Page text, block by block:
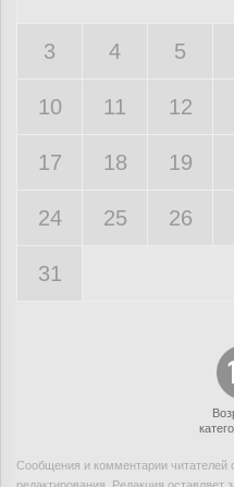
3 4 5
10 11 12
17 18 19
24 25 26
31
Сообщения и комментарии читателей